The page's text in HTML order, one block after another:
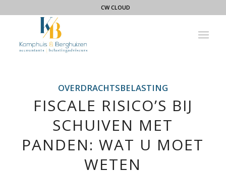
CW CLOUD
OVERDRACHTSBELASTING
FISCALE RISICO’S BIJ
SCHUIVEN MET
PANDEN: WAT U MOET
WETEN